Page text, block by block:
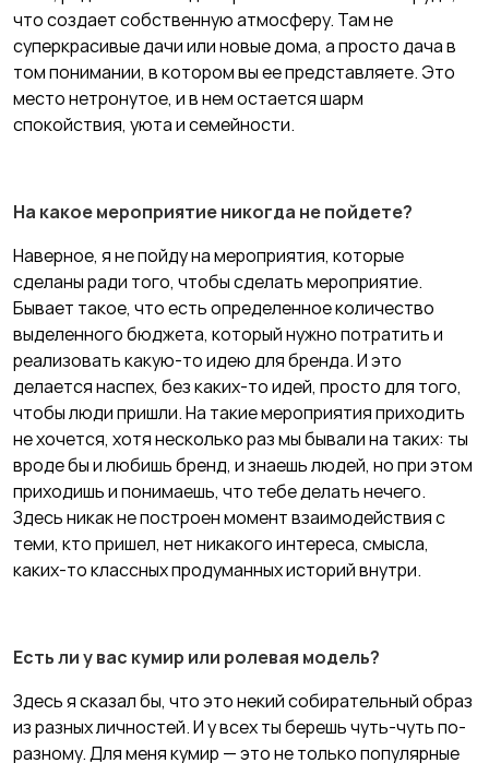
что создает собственную атмосферу. Там не
суперкрасивые дачи или новые дома, а просто дача в
том понимании, в котором вы ее представляете. Это
место нетронутое, и в нем остается шарм
спокойствия, уюта и семейности.
На какое мероприятие никогда не пойдете?
Наверное, я не пойду на мероприятия, которые
сделаны ради того, чтобы сделать мероприятие.
Бывает такое, что есть определенное количество
выделенного бюджета, который нужно потратить и
реализовать какую-то идею для бренда. И это
делается наспех, без каких-то идей, просто для того,
чтобы люди пришли. На такие мероприятия приходить
не хочется, хотя несколько раз мы бывали на таких: ты
вроде бы и любишь бренд, и знаешь людей, но при этом
приходишь и понимаешь, что тебе делать нечего.
Здесь никак не построен момент взаимодействия с
теми, кто пришел, нет никакого интереса, смысла,
каких-то классных продуманных историй внутри.
Есть ли у вас кумир или ролевая модель?
Здесь я сказал бы, что это некий собирательный образ
из разных личностей. И у всех ты берешь чуть-чуть по-
разному. Для меня кумир — это не только популярные